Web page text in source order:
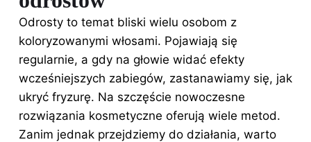
Odrosty to temat bliski wielu osobom z
koloryzowanymi włosami. Pojawiają się
regularnie, a gdy na głowie widać efekty
wcześniejszych zabiegów, zastanawiamy się, jak
ukryć fryzurę. Na szczęście nowoczesne
rozwiązania kosmetyczne oferują wiele metod.
Zanim jednak przejdziemy do działania, warto